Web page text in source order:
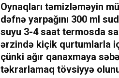
Oynaqları təmizləməyin
dəfnə yarpağını 300 ml
suyu 3-4 saat termosda
ərzində kiçik qurtumlarla
çünki ağır qanaxmaya
təkrarlamaq tövsiyyə